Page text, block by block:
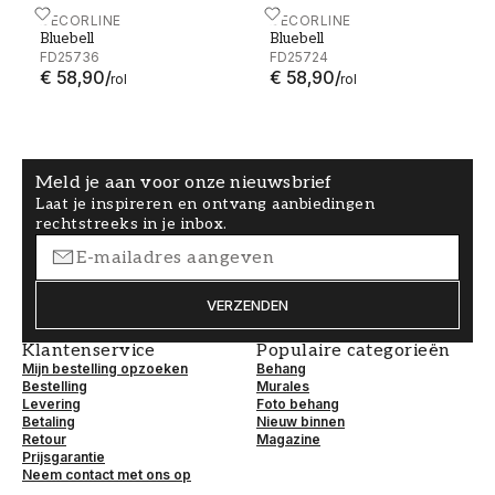
DECORLINE
Bluebell
FD25736
€ 58,90/rol
Bluebell - FD25736 DECORLINE
Bluebell
FD25724
€ 58,90/rol
Bluebell - FD25724
Meld je aan voor onze nieuwsbrief
Laat je inspireren en ontvang aanbiedingen
rechtstreeks in je inbox.
VERZENDEN
Klantenservice
Mijn bestelling opzoeken
Bestelling
Levering
Betaling
Retour
Prijsgarantie
Neem contact met ons op
Populaire categorieën
Behang
Murales
Foto behang
Nieuw binnen
Magazine